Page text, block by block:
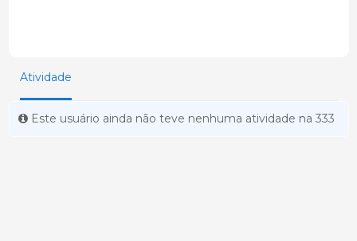
Atividade
Este usuário ainda não teve nenhuma atividade na 333